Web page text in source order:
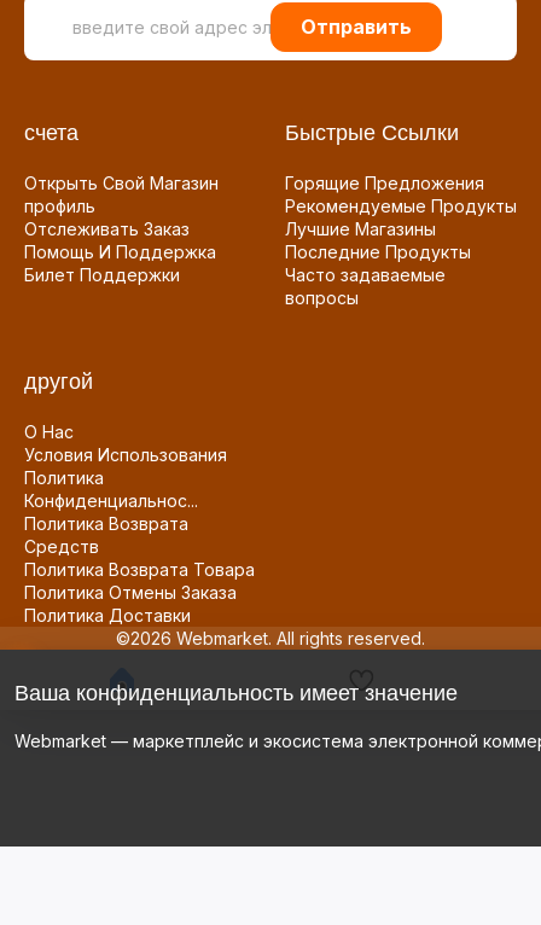
Отправить
счета
Открыть Свой Магазин
профиль
Отслеживать Заказ
Помощь И Поддержка
Билет Поддержки
Быстрые Ссылки
Горящие Предложения
Рекомендуемые Продукты
Лучшие Магазины
Последние Продукты
Часто задаваемые
вопросы
другой
О Нас
Условия Использования
Политика
Конфиденциальнос...
Политика Возврата
Средств
Политика Возврата Товара
Политика Отмены Заказа
Политика Доставки
©2026 Webmarket. All rights reserved.
Ваша конфиденциальность имеет значение
Webmarket — маркетплейс и экосистема электронной